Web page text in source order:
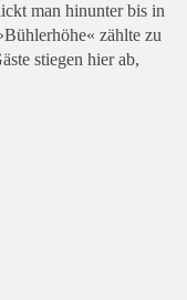
man hinunter bis in
stiegen hier ab,